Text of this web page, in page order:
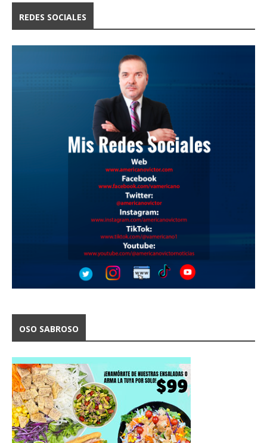
REDES SOCIALES
OSO SABROSO